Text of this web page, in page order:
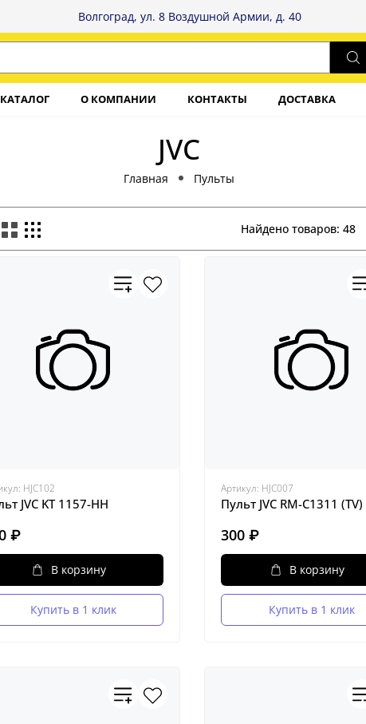
Волгоград, ул. 8 Воздушной Армии, д. 40
КАТАЛОГ О КОМПАНИИ КОНТАКТЫ ДОСТАВКА
JVC
Главная Пульты
Найдено товаров: 48
HJC102
JVC KT 1157-HH
₽
В корзину
Купить в 1 клик
Артикул: HJC007
Пульт JVC RM-C1311 (TV)
300 ₽
В корзину
Купить в 1 клик